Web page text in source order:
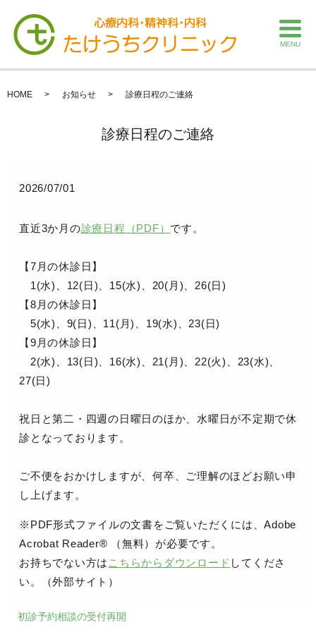
MENU
HOME お知らせ 診療日程のご連絡
診療日程のご連絡
2026/07/01
直近3か月の診療日程（PDF） です。
【7月の休診日】
1(水)、12(日)、15(水)、20(月)、26(日)
【8月の休診日】
5(水)、9(日)、11(月)、19(水)、23(日)
【9月の休診日】
2(水)、13(日)、16(水)、21(月)、22(火)、23(水)、
27(日)
祝日と第二・四週の日曜日のほか、水曜日が不定期で休
診となっております。
ご不便をおかけしますが、何卒、ご理解のほどお願い申
し上げます。
※PDF形式ファイルの文書をご覧いただくには、Adobe
Acrobat Reader® （無料）が必要です。
お持ちでない方は こちらからダウンロード してくださ
い。（外部サイト）
初診予約相談の受付再開